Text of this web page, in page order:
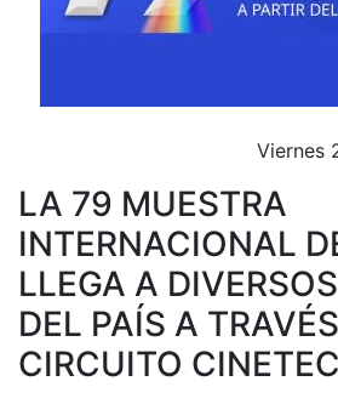
Viernes
LA 79 MUESTRA
INTERNACIONAL
LLEGA A
DEL PAÍS A
CIRCUITO